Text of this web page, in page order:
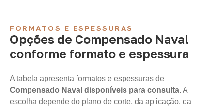
FORMATOS E ESPESSURAS
Opções de Compensado Naval
conforme formato e espessura
A tabela apresenta formatos e espessuras de
Compensado Naval disponíveis para consulta. A
escolha depende do plano de corte, da aplicação, da